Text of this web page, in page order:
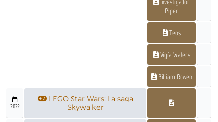
Investigador
Piper
Teos
Vigía Waters
Billiam Rowen
2022
LEGO Star Wars: La saga
Skywalker